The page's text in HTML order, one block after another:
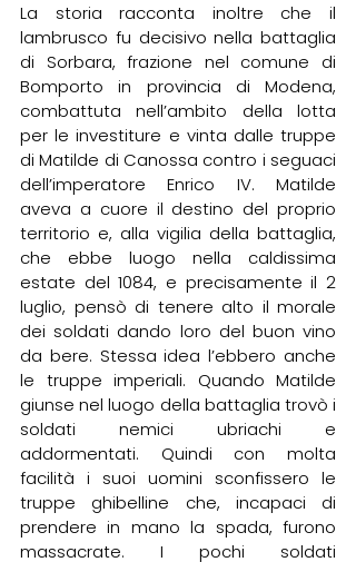
La storia racconta inoltre che il
lambrusco fu decisivo nella battaglia
di Sorbara, frazione nel comune di
Bomporto in provincia di Modena,
combattuta nell’ambito della lotta
per le investiture e vinta dalle truppe
di Matilde di Canossa contro i seguaci
dell’imperatore Enrico IV. Matilde
aveva a cuore il destino del proprio
territorio e, alla vigilia della battaglia,
che ebbe luogo nella caldissima
estate del 1084, e precisamente il 2
luglio, pensò di tenere alto il morale
dei soldati dando loro del buon vino
da bere. Stessa idea l’ebbero anche
le truppe imperiali. Quando Matilde
giunse nel luogo della battaglia trovò i
soldati nemici ubriachi e
addormentati. Quindi con molta
facilità i suoi uomini sconfissero le
truppe ghibelline che, incapaci di
prendere in mano la spada, furono
massacrate. I pochi soldati